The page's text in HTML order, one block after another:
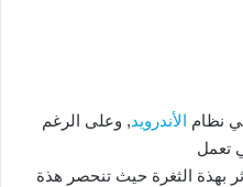
نظام الأندرويد, وعلى الرغم
تعمل
بهذة الثغرة حيث تنحصر هذة